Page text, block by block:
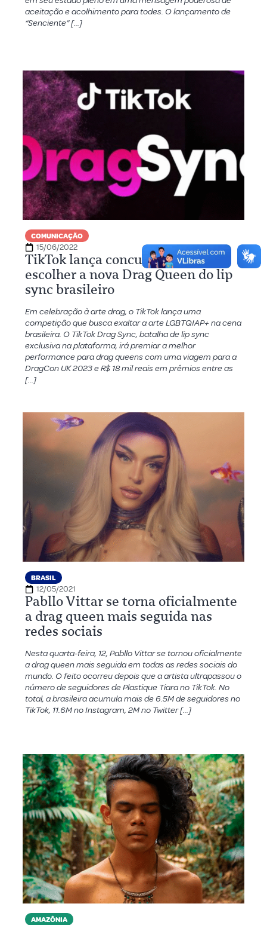
aceitação e acolhimento para todes. O lançamento de
“Senciente” […]
COMUNICAÇÃO
15/06/2022
TikTok lança concurso para
escolher a nova Drag Queen do lip
sync brasileiro
Em celebração à arte drag, o TikTok lança uma
competição que busca exaltar a arte LGBTQIAP+ na cena
brasileira. O TikTok Drag Sync, batalha de lip sync
exclusiva na plataforma, irá premiar a melhor
performance para drag queens com uma viagem para a
DragCon UK 2023 e R$ 18 mil reais em prêmios entre as
[…]
BRASIL
12/05/2021
Pabllo Vittar se torna oficialmente
a drag queen mais seguida nas
redes sociais
Nesta quarta-feira, 12, Pabllo Vittar se tornou oficialmente
a drag queen mais seguida em todas as redes sociais do
mundo. O feito ocorreu depois que a artista ultrapassou o
número de seguidores de Plastique Tiara no TikTok. No
total, a brasileira acumula mais de 6.5M de seguidores no
TikTok, 11.6M no Instagram, 2M no Twitter […]
AMAZÔNIA